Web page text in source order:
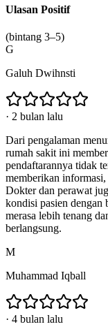
Ulasan Positif
(bintang 3–5)
G
Galuh Dwihnsti
· 2 bulan lalu
Dari pengalaman
rumah sakit ini
pendaftarannya tidak
memberikan
Dokter dan perawat
kondisi pasien dengan
merasa lebih tenang
berlangsung.
M
Muhammad Iqball
· 4 bulan lalu